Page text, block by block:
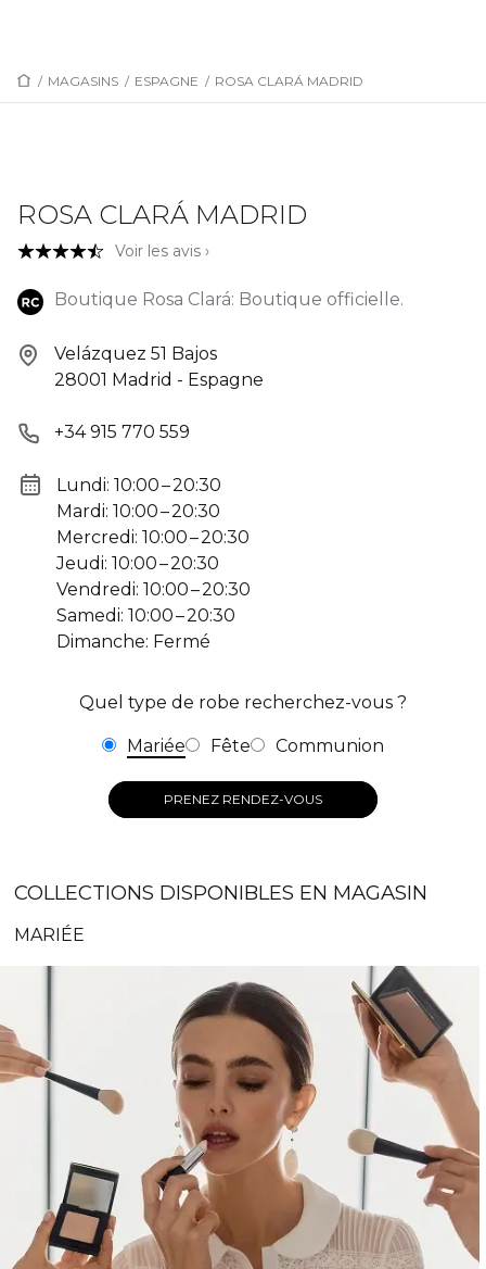
/ MAGASINS / ESPAGNE / ROSA CLARÁ MADRID
ROSA CLARÁ MADRID
Voir les avis ›
Boutique Rosa Clará: Boutique officielle.
Velázquez 51 Bajos
28001 Madrid - Espagne
+34 915 770 559
Lundi: 10:00 – 20:30
Mardi: 10:00 – 20:30
Mercredi: 10:00 – 20:30
Jeudi: 10:00 – 20:30
Vendredi: 10:00 – 20:30
Samedi: 10:00 – 20:30
Dimanche: Fermé
Quel type de robe recherchez-vous ?
Mariée Fête Communion
PRENEZ RENDEZ-VOUS
COLLECTIONS DISPONIBLES EN MAGASIN
MARIÉE